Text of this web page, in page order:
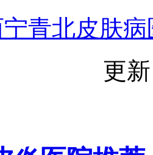
青北皮肤病
更